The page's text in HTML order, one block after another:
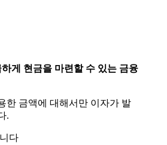
하게 현금을 마련할 수 있는 금융
한 금액에 대해서만 이자가 발
.
다